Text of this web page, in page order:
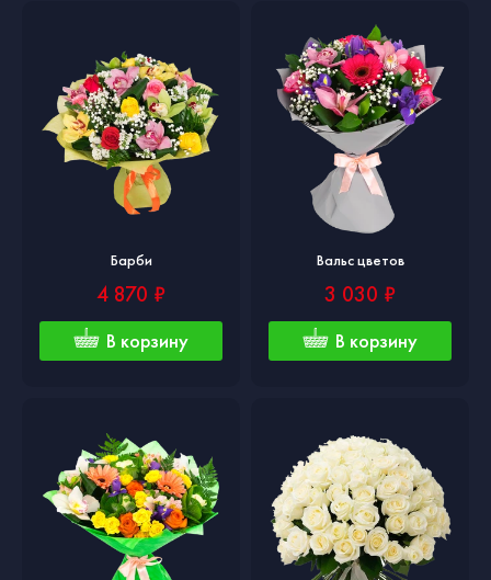
Барби
4 870 ₽
В корзину
Вальс цветов
3 030 ₽
В корзину